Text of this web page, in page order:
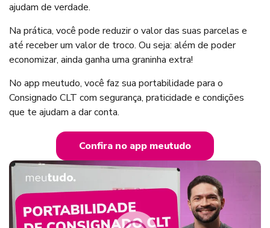
ajudam de verdade.
Na prática, você pode reduzir o valor das suas parcelas e
até receber um valor de troco. Ou seja: além de poder
economizar, ainda ganha uma graninha extra!
No app meutudo, você faz sua portabilidade para o
Consignado CLT com segurança, praticidade e condições
que te ajudam a dar conta.
Confira no app meutudo